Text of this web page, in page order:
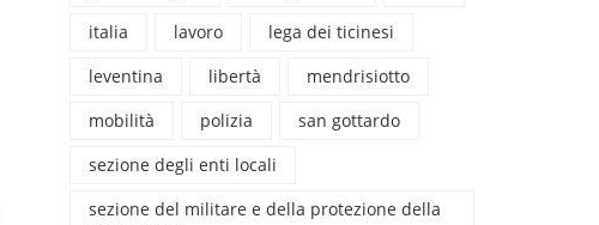
italia
lavoro
lega dei ticinesi
leventina
libertà
mendrisiotto
mobilità
polizia
san gottardo
sezione degli enti locali
sezione del militare e della protezione della